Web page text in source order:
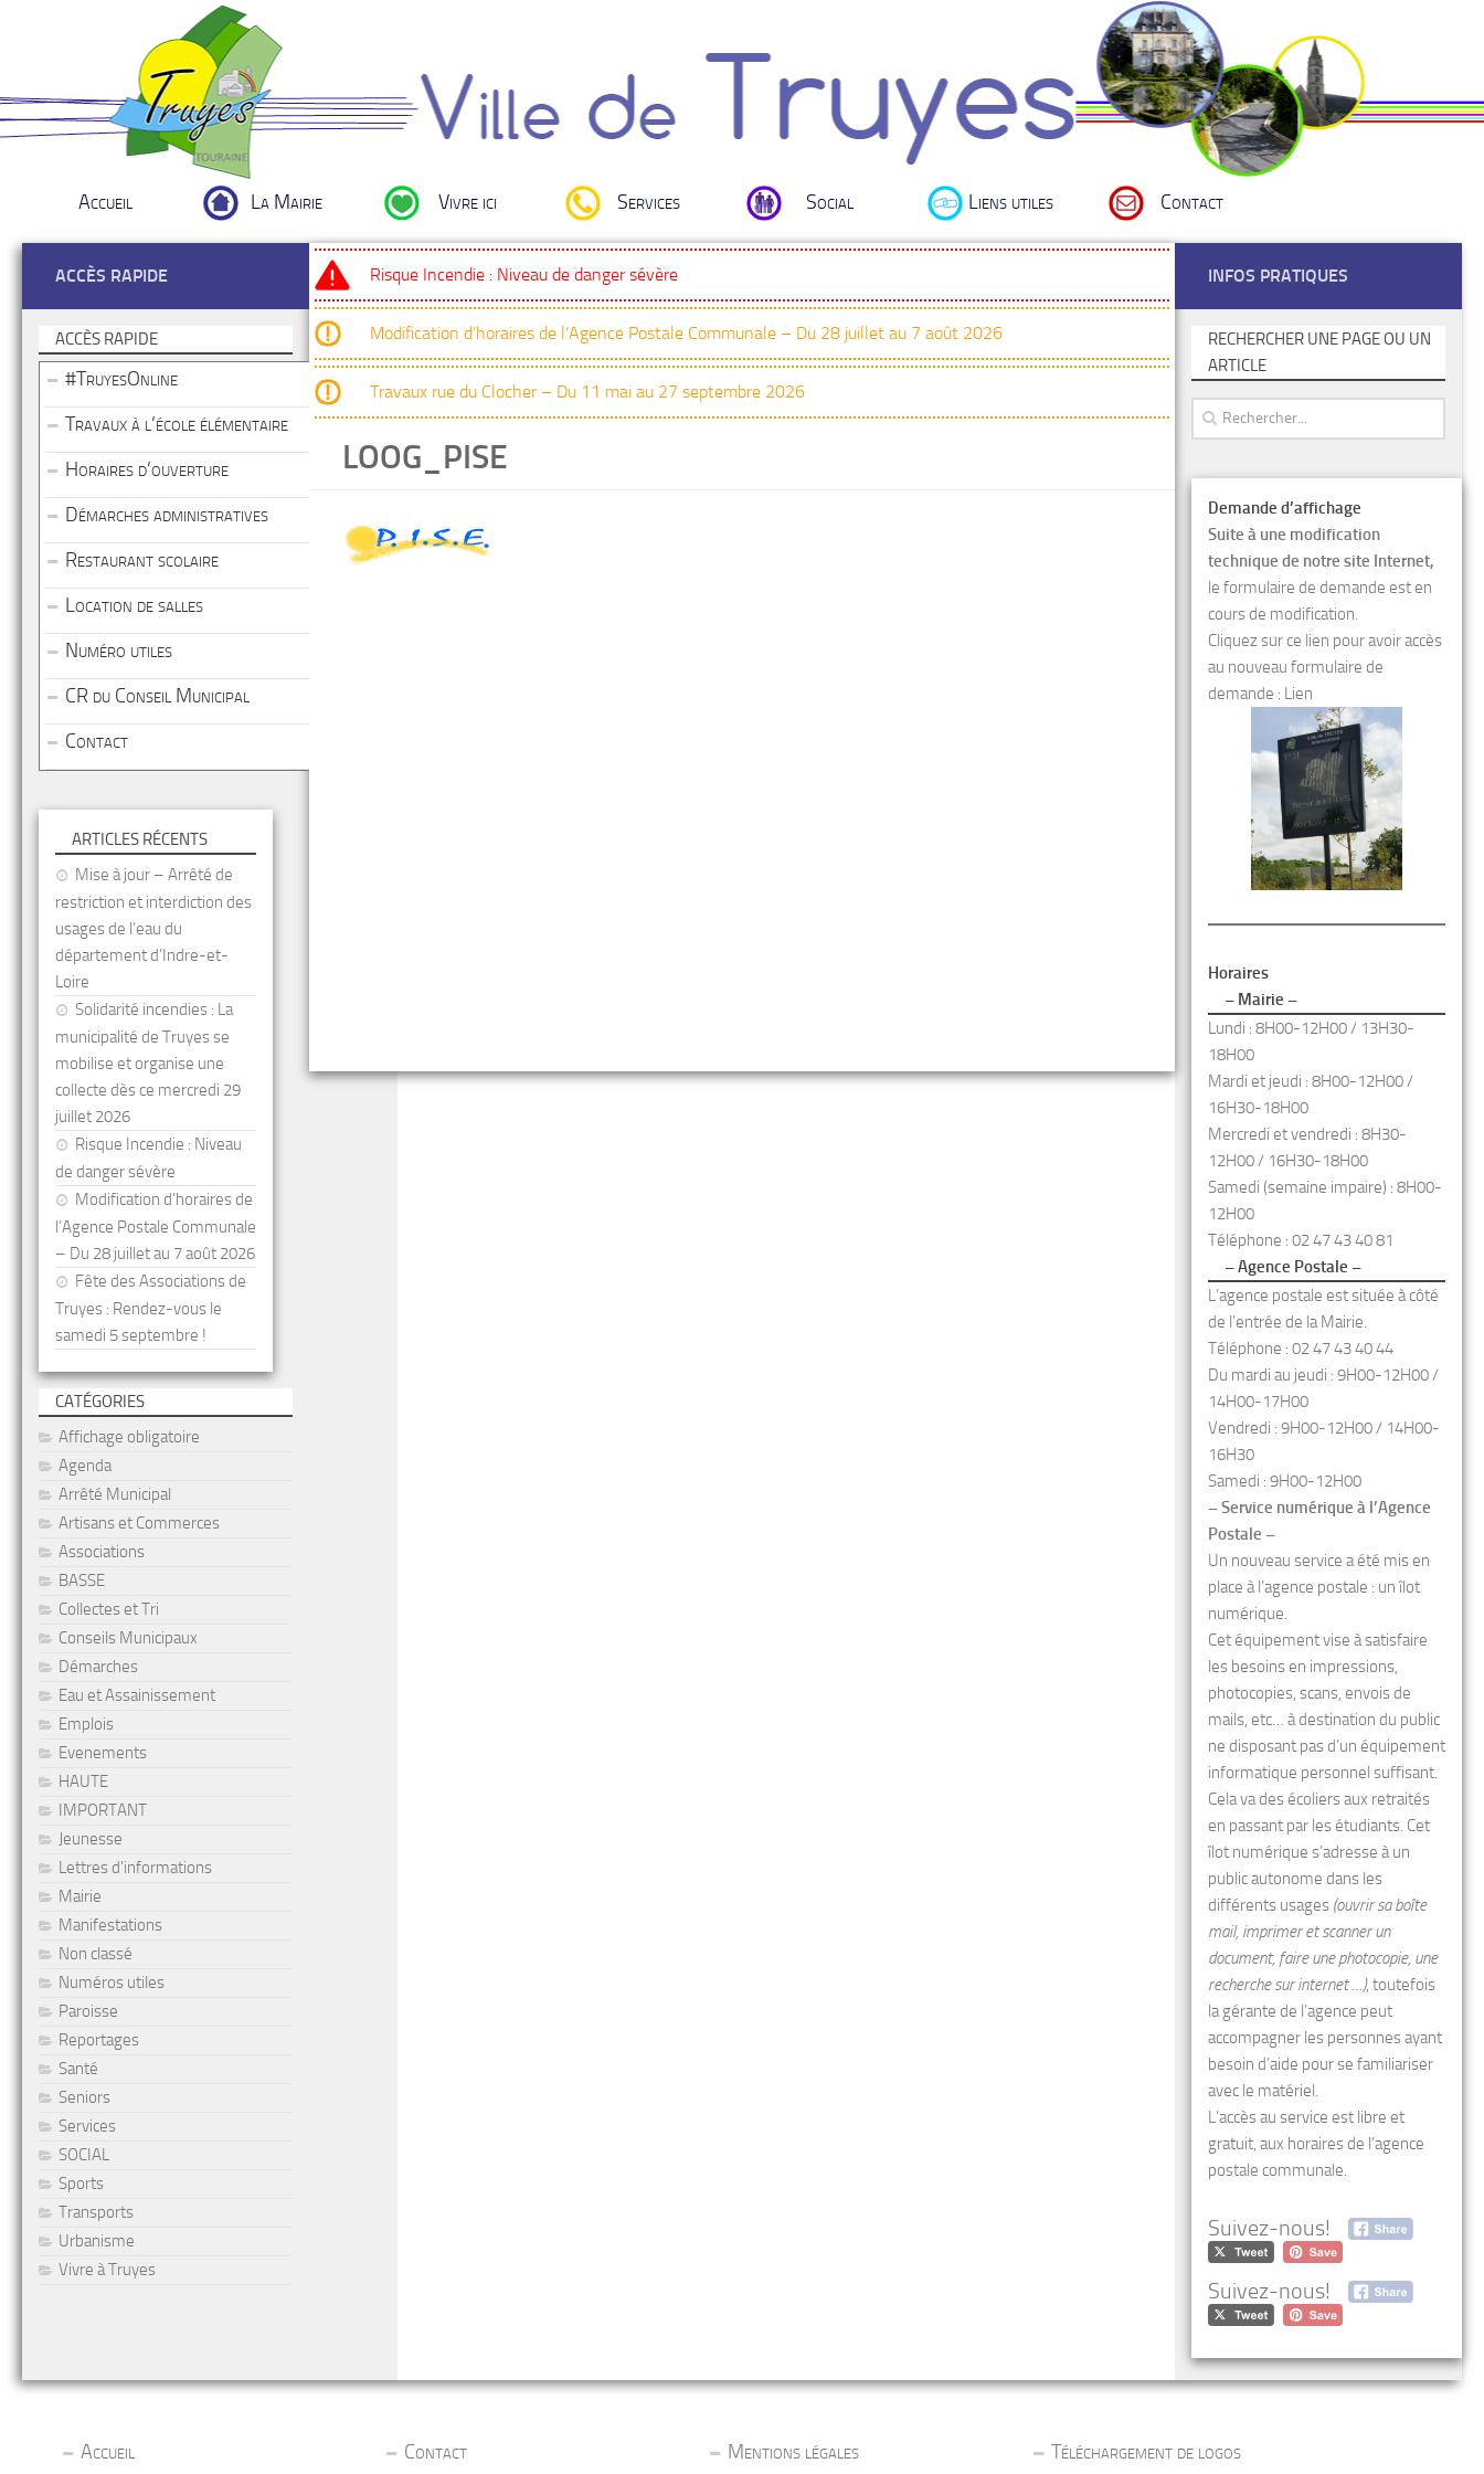
Accueil La Mairie Vivre ici Services Social Liens utiles Contact
Risque Incendie : Niveau de danger sévère
Modification d’horaires de l’Agence Postale Communale – Du 28 juillet au 7 août 2026
Travaux rue du Clocher – Du 11 mai au 27 septembre 2026
LOOG_PISE
ACCÈS RAPIDE
ACCÈS RAPIDE
#TruyesOnline
Travaux à l’école élémentaire
Horaires d’ouverture
Démarches administratives
Restaurant scolaire
Location de salles
Numéro utiles
CR du Conseil Municipal
Contact
ARTICLES RÉCENTS
Mise à jour – Arrêté de
restriction et interdiction des
usages de l’eau du
département d’Indre-et-
Loire
Solidarité incendies : La
municipalité de Truyes se
mobilise et organise une
collecte dès ce mercredi 29
juillet 2026
Risque Incendie : Niveau
de danger sévère
Modification d’horaires de
l’Agence Postale Communale
– Du 28 juillet au 7 août 2026
Fête des Associations de
Truyes : Rendez-vous le
samedi 5 septembre !
CATÉGORIES
Affichage obligatoire
Agenda
Arrêté Municipal
Artisans et Commerces
Associations
BASSE
Collectes et Tri
Conseils Municipaux
Démarches
Eau et Assainissement
Emplois
Evenements
HAUTE
IMPORTANT
Jeunesse
Lettres d'informations
Mairie
Manifestations
Non classé
Numéros utiles
Paroisse
Reportages
Santé
Seniors
Services
SOCIAL
Sports
Transports
Urbanisme
Vivre à Truyes
INFOS PRATIQUES
RECHERCHER UNE PAGE OU UN
ARTICLE
Demande d’affichage
Suite à une modification
technique de notre site Internet,
le formulaire de demande est en
cours de modification.
Cliquez sur ce lien pour avoir accès
au nouveau formulaire de
demande : Lien
Horaires
– Mairie –
Lundi : 8H00-12H00 / 13H30-
18H00
Mardi et jeudi : 8H00-12H00 /
16H30-18H00
Mercredi et vendredi : 8H30-
12H00 / 16H30-18H00
Samedi (semaine impaire) : 8H00-
12H00
Téléphone : 02 47 43 40 81
– Agence Postale –
L’agence postale est située à côté
de l’entrée de la Mairie.
Téléphone : 02 47 43 40 44
Du mardi au jeudi : 9H00-12H00 /
14H00-17H00
Vendredi : 9H00-12H00 / 14H00-
16H30
Samedi : 9H00-12H00
– Service numérique à l’Agence
Postale –
Un nouveau service a été mis en
place à l’agence postale : un îlot
numérique.
Cet équipement vise à satisfaire
les besoins en impressions,
photocopies, scans, envois de
mails, etc… à destination du public
ne disposant pas d’un équipement
informatique personnel suffisant.
Cela va des écoliers aux retraités
en passant par les étudiants. Cet
îlot numérique s’adresse à un
public autonome dans les
différents usages (ouvrir sa boîte
mail, imprimer et scanner un
document, faire une photocopie, une
recherche sur internet …), toutefois
la gérante de l’agence peut
accompagner les personnes ayant
besoin d’aide pour se familiariser
avec le matériel.
L’accès au service est libre et
gratuit, aux horaires de l’agence
postale communale.
Suivez-nous!
Suivez-nous!
Accueil Contact Mentions légales Téléchargement de logos